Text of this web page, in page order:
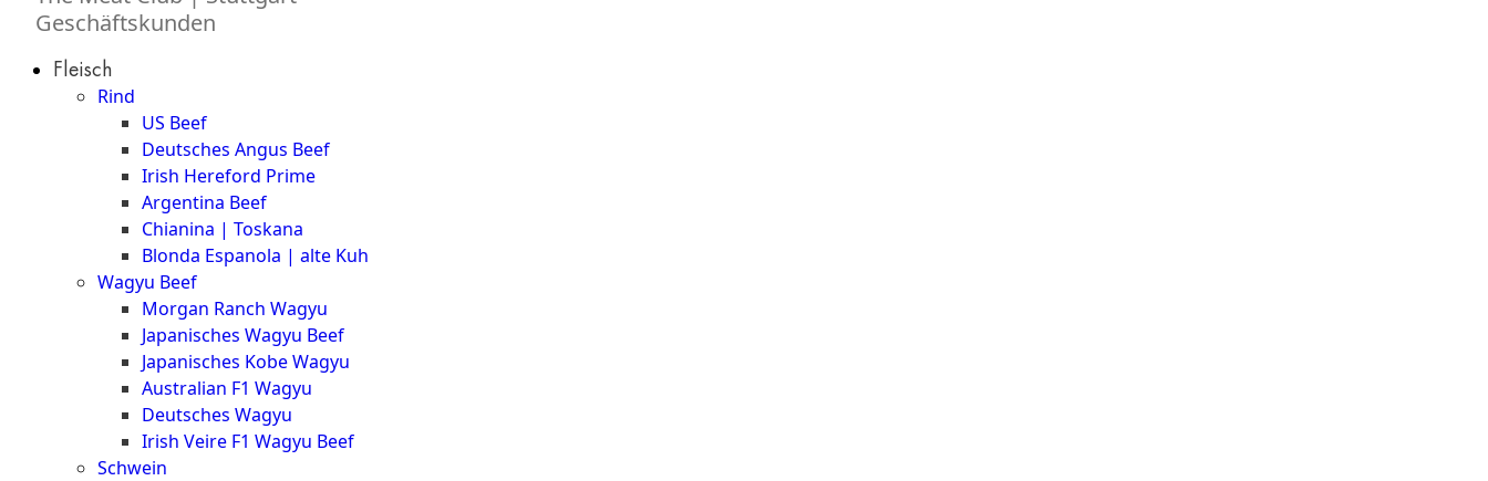
Geschäftskunden
Fleisch
Rind
US Beef
Deutsches Angus Beef
Irish Hereford Prime
Argentina Beef
Chianina | Toskana
Blonda Espanola | alte Kuh
Wagyu Beef
Morgan Ranch Wagyu
Japanisches Wagyu Beef
Japanisches Kobe Wagyu
Australian F1 Wagyu
Deutsches Wagyu
Irish Veire F1 Wagyu Beef
Schwein